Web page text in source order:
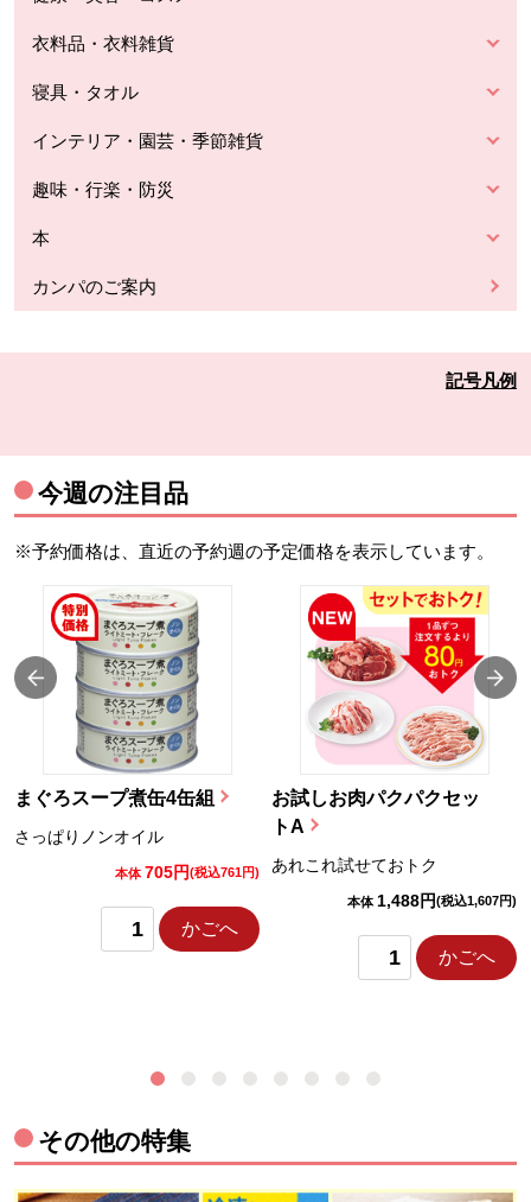
衣料品・衣料雑貨
寝具・タオル
インテリア・園芸・季節雑貨
趣味・行楽・防災
本
カンパのご案内
記号凡例
今週の注目品
※予約価格は、直近の予約週の予定価格を表示しています。
まぐろスープ煮缶4缶組
さっぱりノンオイル
本体 705円(税込761円)
かごへ
お試しお肉パクパクセッ
トA
あれこれ試せておトク
本体 1,488円(税込1,607円)
かごへ
その他の特集